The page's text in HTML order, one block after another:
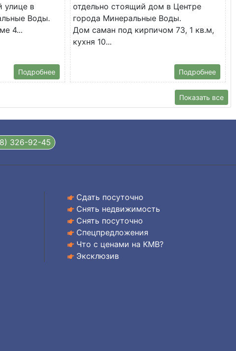
улице в
Воды.
4...
Подробнее
отдельно стоящий дом в Центре
города Минеральные Воды.
Дом саман под кирпичом 73, 1 кв.м,
кухня 10...
Подробнее
Показать все
326-92-45
Сдать посуточно
Снять недвижимость
Снять посуточно
Спецпредложения
Что с ценами на КМВ?
Эксклюзив